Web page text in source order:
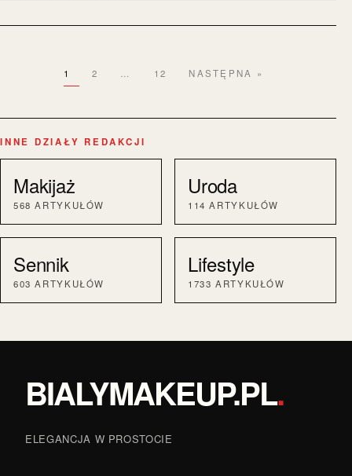
1 2 … 12 NASTĘPNA »
INNE DZIAŁY REDAKCJI
Makijaż
568 ARTYKUŁÓW
Uroda
114 ARTYKUŁÓW
Sennik
603 ARTYKUŁÓW
Lifestyle
1733 ARTYKUŁÓW
BIALYMAKEUP.PL.
ELEGANCJA W PROSTOCIE